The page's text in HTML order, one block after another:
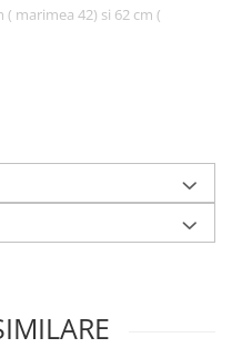
marimea 42) si 62 cm (
42) si 70 cm (